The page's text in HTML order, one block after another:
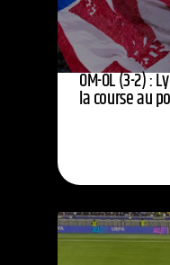
OM-OL (3-2) :
la course au